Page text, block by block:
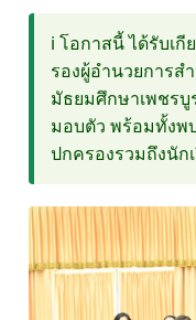
ℹ️ โอกาสนี้ ได้รับเกี
รองผู้อำนวยการส
มัธยมศึกษาเพชรบู
มอบตัว พร้อมทั้งพ
ปกครองรวมถึงนัก